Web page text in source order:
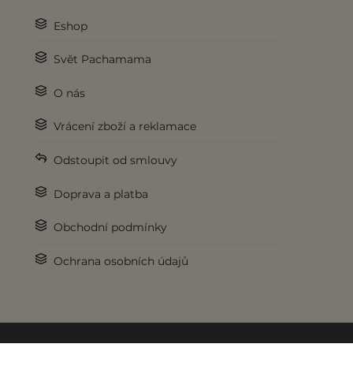
Eshop
Svět Pachamama
O nás
Vrácení zboží a reklamace
Odstoupit od smlouvy
Doprava a platba
Obchodní podmínky
Ochrana osobních údajů